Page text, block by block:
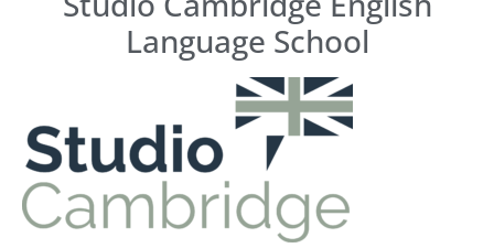
Language School